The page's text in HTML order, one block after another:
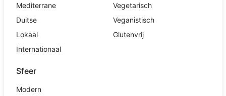
Mediterrane
Duitse
Lokaal
Internationaal
Vegetarisch
Veganistisch
Glutenvrij
Sfeer
Modern